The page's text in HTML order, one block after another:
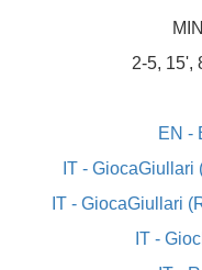
2-5, 15',
EN -
IT - GiocaGiullari
IT - GiocaGiullari
IT -